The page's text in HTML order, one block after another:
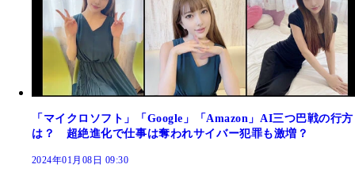
「マイクロソフト」「Google」「Amazon」AI三つ巴戦の行方
は？ 超絶進化で仕事は奪われサイバー犯罪も激増？
2024年01月08日 09:30